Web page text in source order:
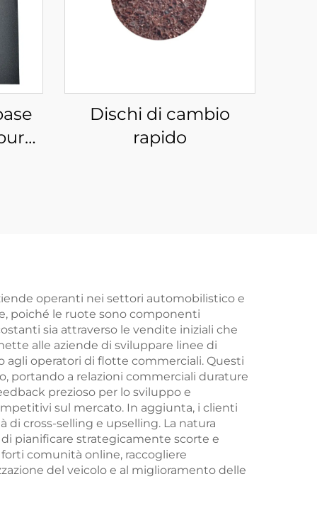
Dischi di cambio
rapido
operanti nei settori automobilistico e
poiché le ruote sono componenti
sia attraverso le vendite iniziali che
alle aziende di sviluppare linee di
agli operatori di flotte commerciali. Questi
portando a relazioni commerciali durature
prezioso per lo sviluppo e
sul mercato. In aggiunta, i clienti
cross-selling e upselling. La natura
pianificare strategicamente scorte e
comunità online, raccogliere
del veicolo e al miglioramento delle